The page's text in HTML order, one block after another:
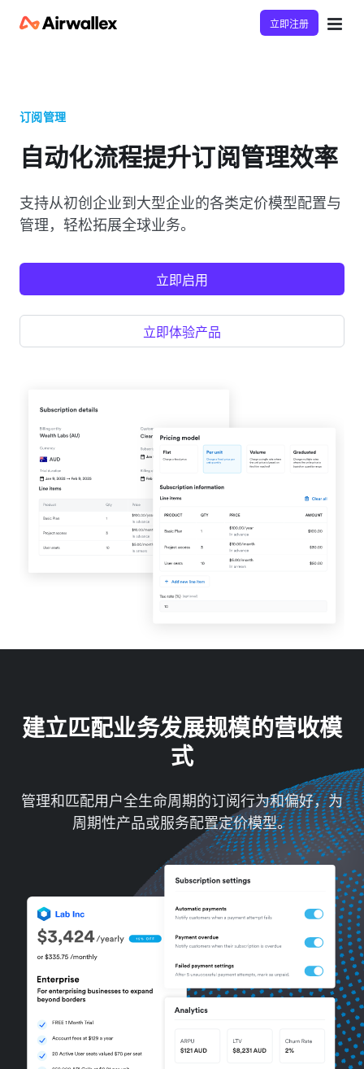
立即注册
订阅管理
自动化流程提升订阅管理效率
支持从初创企业到大型企业的各类定价模型配置与
管理，轻松拓展全球业务。
立即启用
立即体验产品
建立匹配业务发展规模的营收模
式
管理和匹配用户全生命周期的订阅行为和偏好，为
周期性产品或服务配置定价模型。